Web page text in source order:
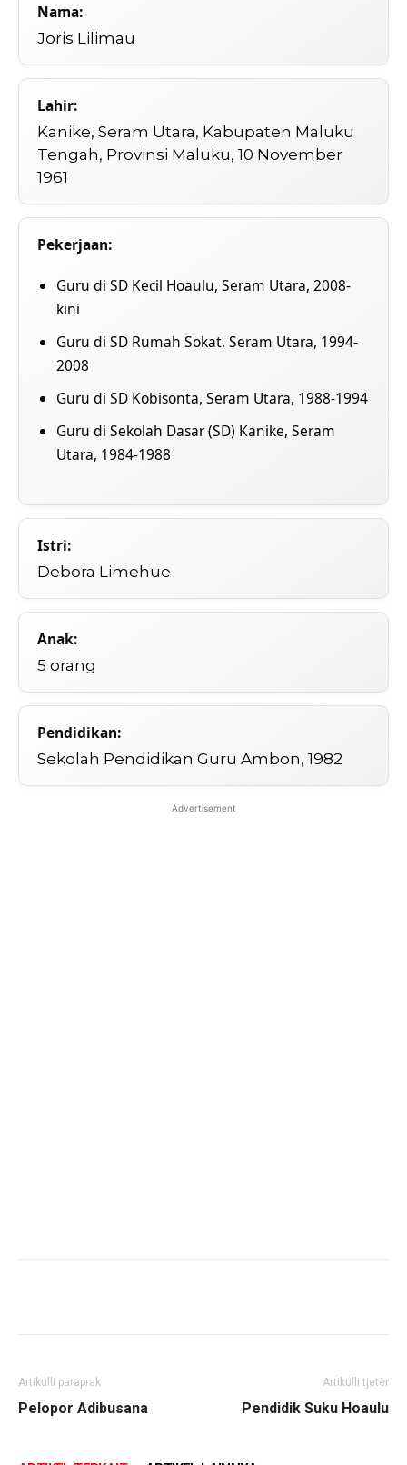
Nama:
Joris Lilimau
Lahir:
Kanike, Seram Utara, Kabupaten Maluku
Tengah, Provinsi Maluku, 10 November
1961
Pekerjaan:
Guru di SD Kecil Hoaulu, Seram Utara, 2008-
kini
Guru di SD Rumah Sokat, Seram Utara, 1994-
2008
Guru di SD Kobisonta, Seram Utara, 1988-1994
Guru di Sekolah Dasar (SD) Kanike, Seram
Utara, 1984-1988
Istri:
Debora Limehue
Anak:
5 orang
Pendidikan:
Sekolah Pendidikan Guru Ambon, 1982
Advertisement
Artikulli paraprak
Pelopor Adibusana
Artikulli tjetër
Pendidik Suku Hoaulu